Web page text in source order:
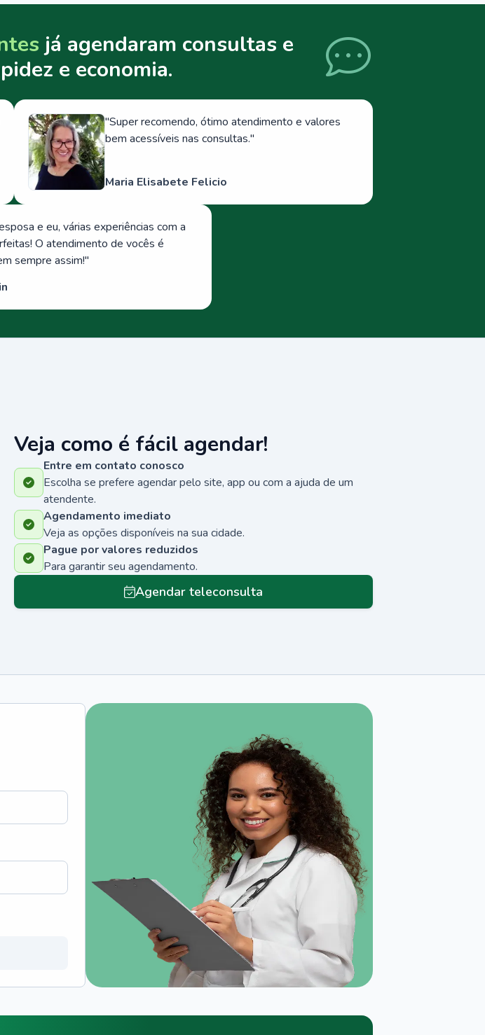
já agendaram consultas e
e economia.
"Super recomendo, ótimo atendimento e valores
bem acessíveis nas consultas."
Maria Elisabete Felicio
e eu, várias experiências com a
O atendimento de vocês é
sempre assim!"
Veja como é fácil agendar!
Entre em contato conosco
Escolha se prefere agendar pelo site, app ou com a ajuda de um
atendente.
Agendamento imediato
Veja as opções disponíveis na sua cidade.
Pague por valores reduzidos
Para garantir seu agendamento.
Agendar teleconsulta